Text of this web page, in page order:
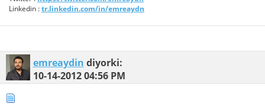
Linkedin :tr.linkedin.com/in/emreaydn
emreaydin diyorki:
10-14-201204:56 PM